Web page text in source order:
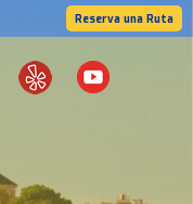
Reserva una Ruta